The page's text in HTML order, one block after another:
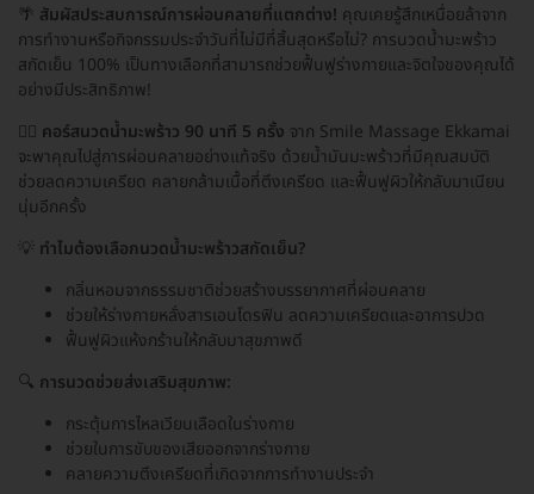
🌴 สัมผัสประสบการณ์การผ่อนคลายที่แตกต่าง! คุณเคยรู้สึกเหนื่อยล้าจาก
การทำงานหรือกิจกรรมประจำวันที่ไม่มีที่สิ้นสุดหรือไม่? การนวดน้ำมะพร้าว
สกัดเย็น 100% เป็นทางเลือกที่สามารถช่วยฟื้นฟูร่างกายและจิตใจของคุณได้
อย่างมีประสิทธิภาพ!
💆‍♀️ คอร์สนวดน้ำมะพร้าว 90 นาที 5 ครั้ง จาก Smile Massage Ekkamai
จะพาคุณไปสู่การผ่อนคลายอย่างแท้จริง ด้วยน้ำมันมะพร้าวที่มีคุณสมบัติ
ช่วยลดความเครียด คลายกล้ามเนื้อที่ตึงเครียด และฟื้นฟูผิวให้กลับมาเนียน
นุ่มอีกครั้ง
💡 ทำไมต้องเลือกนวดน้ำมะพร้าวสกัดเย็น?
กลิ่นหอมจากธรรมชาติช่วยสร้างบรรยากาศที่ผ่อนคลาย
ช่วยให้ร่างกายหลั่งสารเอนโดรฟิน ลดความเครียดและอาการปวด
ฟื้นฟูผิวแห้งกร้านให้กลับมาสุขภาพดี
🔍 การนวดช่วยส่งเสริมสุขภาพ:
กระตุ้นการไหลเวียนเลือดในร่างกาย
ช่วยในการขับของเสียออกจากร่างกาย
คลายความตึงเครียดที่เกิดจากการทำงานประจำ